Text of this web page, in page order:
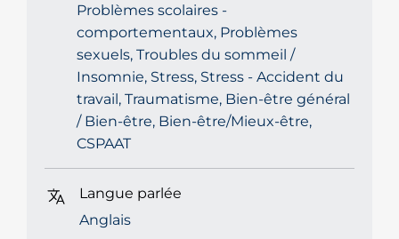
Problèmes scolaires -
comportementaux, Problèmes
sexuels, Troubles du sommeil /
Insomnie, Stress, Stress - Accident du
travail, Traumatisme, Bien-être général
/ Bien-être, Bien-être/Mieux-être,
CSPAAT
Langue parlée
Anglais